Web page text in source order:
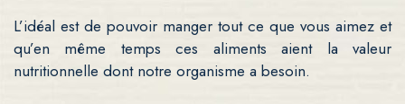
L’idéal est de pouvoir manger tout ce que vous aimez et
qu’en même temps ces aliments aient la valeur
nutritionnelle dont notre organisme a besoin.